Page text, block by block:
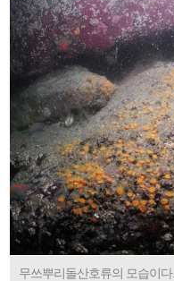
무쓰뿌리돌산호류의 모습이다.